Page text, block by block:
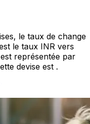
le taux de change
le taux INR vers
représentée par
devise est ₹.